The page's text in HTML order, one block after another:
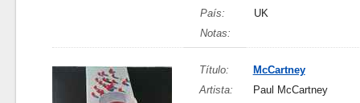
País:
UK
Notas:
Título:
McCartney
Artista:
Paul McCartney